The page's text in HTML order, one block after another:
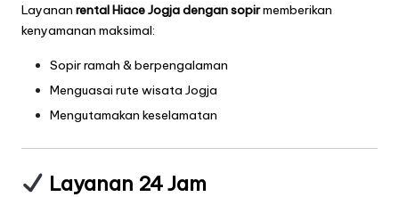
Layanan rental Hiace Jogja dengan sopirmemberikan
kenyamanan maksimal:
Sopir ramah & berpengalaman
Menguasai rute wisata Jogja
Mengutamakan keselamatan
Layanan 24 Jam